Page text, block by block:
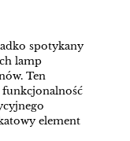
spotykany
lamp
Ten
funkcjonalność
element